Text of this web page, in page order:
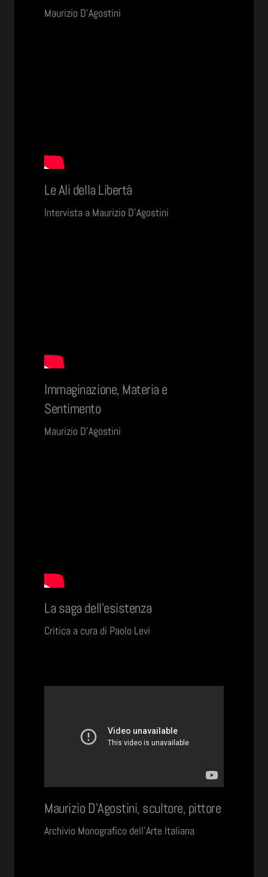
Maurizio D’Agostini
Le Ali della Libertà
Intervista a Maurizio D’Agostini
Immaginazione, Materia e
Sentimento
Maurizio D’Agostini
La saga dell'esistenza
Critica a cura di Paolo Levi
Maurizio D'Agostini, scultore, pittore
Archivio Monografico dell’Arte Italiana